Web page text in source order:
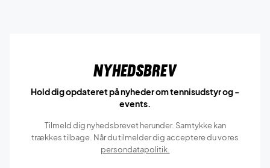
Nyhedsbrev
Hold dig opdateret på nyheder om tennisudstyr og -
events.
Tilmeld dig nyhedsbrevet herunder. Samtykke kan
trækkes tilbage. Når du tilmelder dig acceptere du vores
persondatapolitik.